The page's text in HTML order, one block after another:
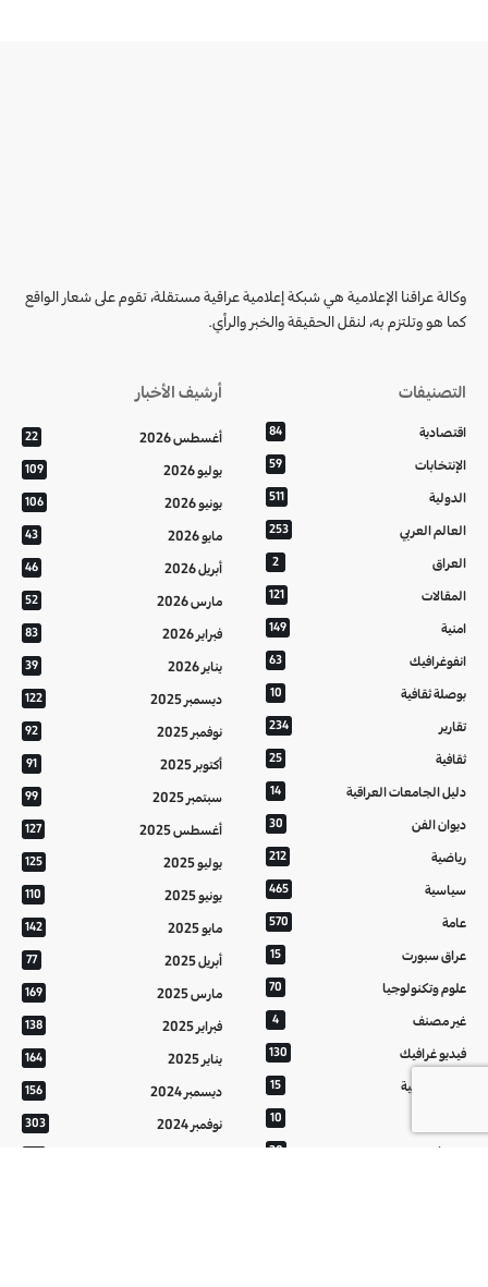
وكالة عراقنا الإعلامية هي شبكة إعلامية عراقية مستقلة، تقوم على شعار الواقع
كما هو وتلتزم به، لنقل الحقيقة والخبر والرأي.
التصنيفات
اقتصادية 84
الإنتخابات 59
الدولية 511
العالم العربي 253
العراق 2
المقالات 121
امنية 149
انفوغرافيك 63
بوصلة ثقافية 10
تقارير 234
ثقافية 25
دليل الجامعات العراقية 14
ديوان الفن 30
رياضية 212
سياسية 465
عامة 570
عراق سبورت 15
علوم وتكنولوجيا 70
غير مصنف 4
فيديو غرافيك 130
معالم عراقية 15
10
منوعات 20
أرشيف الأخبار
أغسطس 2026 22
يوليو 2026 109
يونيو 2026 106
مايو 2026 43
أبريل 2026 46
مارس 2026 52
فبراير 2026 83
يناير 2026 39
ديسمبر 2025 122
نوفمبر 2025 92
أكتوبر 2025 91
سبتمبر 2025 99
أغسطس 2025 127
يوليو 2025 125
يونيو 2025 110
مايو 2025 142
أبريل 2025 77
مارس 2025 169
فبراير 2025 138
يناير 2025 164
ديسمبر 2024 156
نوفمبر 2024 303